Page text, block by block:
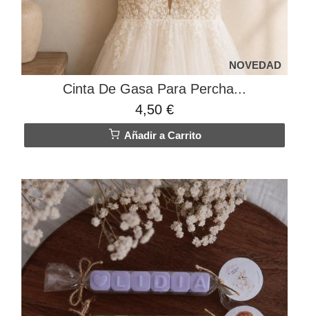
NOVEDAD
Cinta De Gasa Para Percha...
4,50 €
Añadir a Carrito